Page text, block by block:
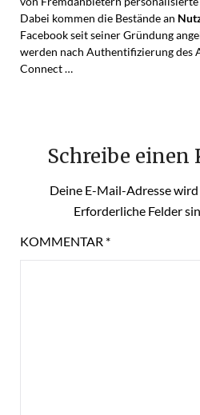
Dabei kommen die Bestände an
Facebook seit seiner Gründung
werden nach Authentifizierung des
Connect …
Schreibe
Deine E-Mail-Adresse
Erforderliche Felder
KOMMENTAR *